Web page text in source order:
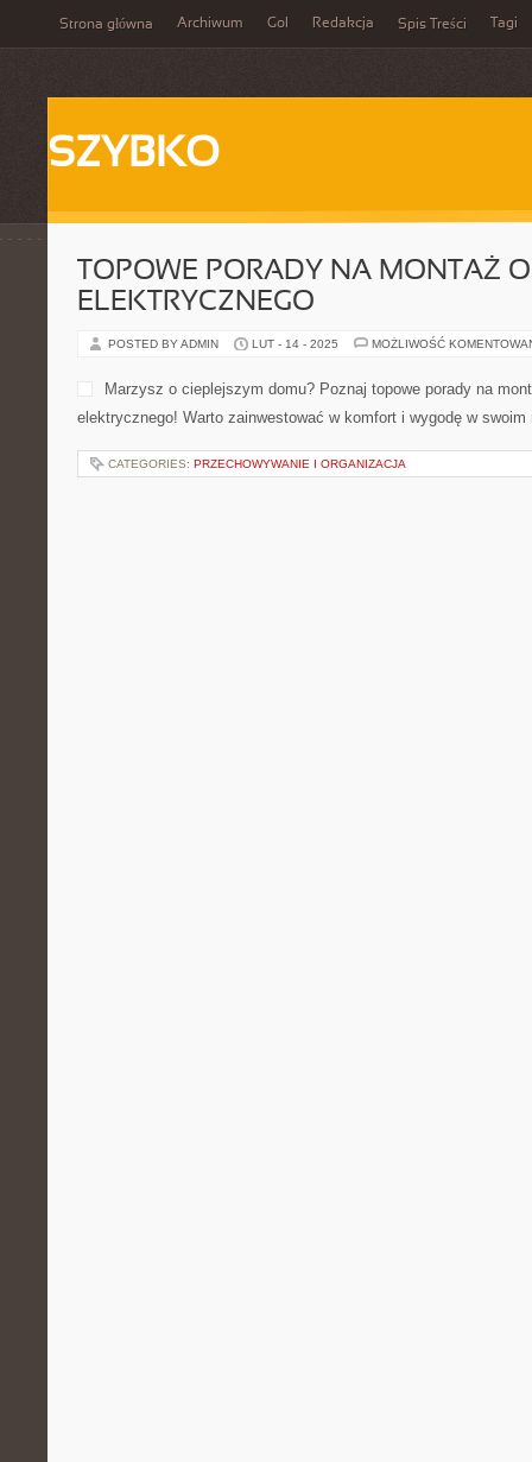
Strona główna Archiwum Gol Redakcja Spis Treści Tagi
SZYBKO
TOPOWE PORADY NA MONTAŻ
ELEKTRYCZNEGO
POSTED BY ADMIN LUT - 14 - 2025 MOŻLIWOŚĆ
Marzysz o cieplejszym domu? Poznaj topowe porady na
elektrycznego! Warto zainwestować w komfort i wygodę w
CATEGORIES: PRZECHOWYWANIE I ORGANIZACJA